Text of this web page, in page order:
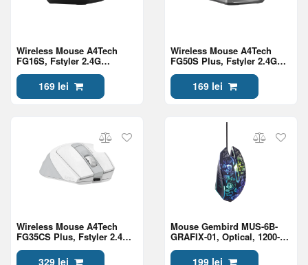
Wireless Mouse A4Tech
FG16S, Fstyler 2.4G
Black/With Silent Button,
Black 169 lei
Wireless Mouse A4Tech
FG50S Plus, Fstyler 2.4G
Black169 lei
Wireless Mouse A4Tech
FG35CS Plus, Fstyler 2.4G
Button , White
329 lei
Mouse Gembird MUS-6B-
GRAFIX-01, Optical, 1200-
Ambidextrous, 1.5m, Black
199 lei